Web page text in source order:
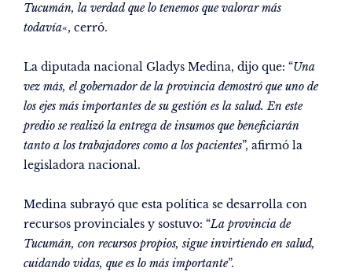
Tucumán, la verdad que lo tenemos que valorar más
todavía«, cerró.
La diputada nacional Gladys Medina, dijo que: “Una
vez más, el gobernador de la provincia demostró que uno de
los ejes más importantes de su gestión es la salud. En este
predio se realizó la entrega de insumos que beneficiarán
tanto a los trabajadores como a los pacientes”, afirmó la
legisladora nacional.
Medina subrayó que esta política se desarrolla con
recursos provinciales y sostuvo: “La provincia de
Tucumán, con recursos propios, sigue invirtiendo en salud,
cuidando vidas, que es lo más importante”.